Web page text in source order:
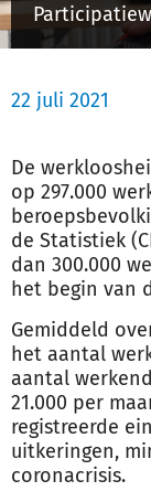
22 juli 2021
De
op 297.000
de Statistiek
dan 300.000
het begin van
Gemiddeld
het aantal
aantal
21.000 per
registreerde
uitkeringen,
coronacrisis.